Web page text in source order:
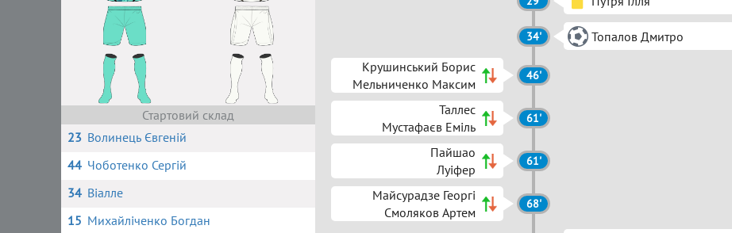
Стартовий склад
23 Волинець Євгеній
44 Чоботенко Сергій
34 Віалле
15 Михайліченко Богдан
34'
Топалов Дмитро
Крушинський Борис
Мельниченко Максим
46'
Таллес
Мустафаєв Еміль
61'
Пайшао
Луіфер
61'
Майсурадзе Георгі
Смоляков Артем
68'